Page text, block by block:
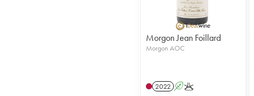
Morgon Jean Foillard
Morgon AOC
2022 AK